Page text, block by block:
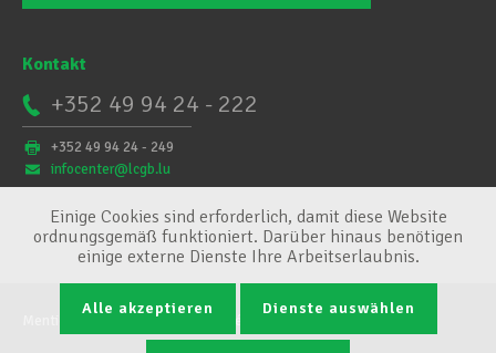
Kontakt
+352 49 94 24 - 222
+352 49 94 24 - 249
infocenter@lcgb.lu
Conditions générales
Einige Cookies sind erforderlich, damit diese Website
ordnungsgemäß funktioniert. Darüber hinaus benötigen
einige externe Dienste Ihre Arbeitserlaubnis.
Alle akzeptieren Dienste auswählen